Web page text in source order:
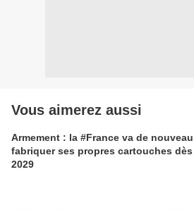
Vous aimerez aussi
Armement : la #France va de nouveau
fabriquer ses propres cartouches dès
2029